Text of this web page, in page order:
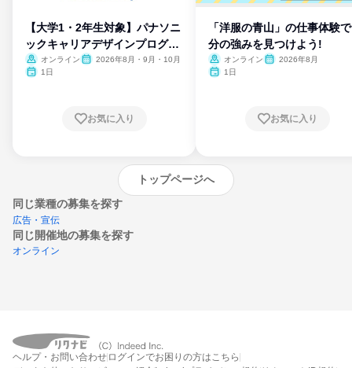
【大学1・2年生対象】パナソニ
ックキャリアデザインプログラ
ム
オンライン
2026年8月・9月・10月
1日
お気に入り
「洋服の青山」の仕事体験
分の強みを見つけよう!
オンライン
2026年8月
1日
お気に入り
トップページへ
同じ業種の募集を探す
広告・宣伝
同じ開催地の募集を探す
オンライン
締切：なし
ヘルプ・お問い合わせ ログインでお困りの方はこちら